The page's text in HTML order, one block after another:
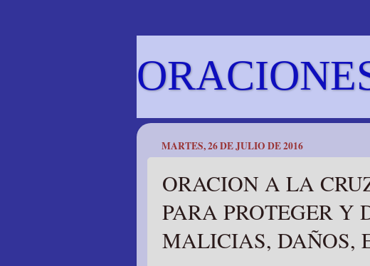
MARTES, 26 DE JULIO DE 2016
ORACION A LA
PARA PROTEGER Y
MALICIAS, DAÑOS,